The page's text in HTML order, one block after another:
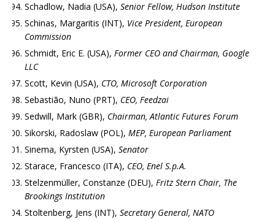
Schadlow, Nadia (USA), Senior Fellow, Hudson Institute
Schinas, Margaritis (INT), Vice President, European
Commission
Schmidt, Eric E. (USA), Former CEO and Chairman, Google
LLC
Scott, Kevin (USA), CTO, Microsoft Corporation
Sebastião, Nuno (PRT), CEO, Feedzai
Sedwill, Mark (GBR), Chairman, Atlantic Futures Forum
Sikorski, Radoslaw (POL), MEP, European Parliament
Sinema, Kyrsten (USA), Senator
Starace, Francesco (ITA), CEO, Enel S.p.A.
Stelzenmüller, Constanze (DEU), Fritz Stern Chair, The
Brookings Institution
Stoltenberg, Jens (INT), Secretary General, NATO